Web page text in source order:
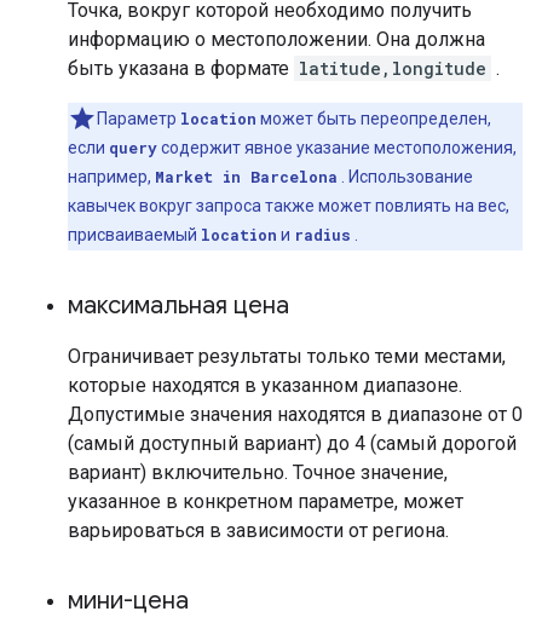
Точка, вокруг которой необходимо получить
информацию о местоположении. Она должна
быть указана в формате latitude,longitude .
Параметр location может быть переопределен,
если queryсодержит явное указание местоположения,
например, Market in Barcelona . Использование
кавычек вокруг запроса также может повлиять на вес,
присваиваемый location и radius
максимальная цена
Ограничивает результаты только теми местами,
которые находятся в указанном диапазоне.
Допустимые значения находятся в диапазоне от 0
(самый доступный вариант) до 4 (самый дорогой
вариант) включительно. Точное значение,
указанное в конкретном параметре, может
варьироваться в зависимости от региона.
мини-цена